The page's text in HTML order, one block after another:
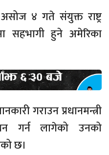
४ गते संयुक्त राष्ट्र
सहभागी हुने अमेरिका
गराउन प्रधानमन्त्री
गर्न लागेको उनको
छ।